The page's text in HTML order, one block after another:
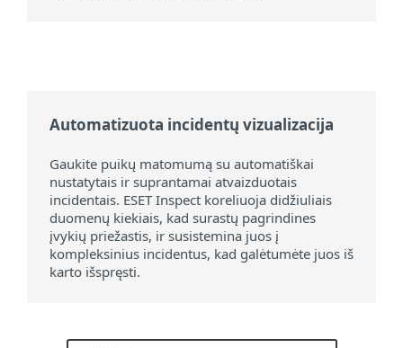
Automatizuota incidentų vizualizacija
Gaukite puikų matomumą su automatiškai
nustatytais ir suprantamai atvaizduotais
incidentais. ESET Inspect koreliuoja didžiuliais
duomenų kiekiais, kad surastų pagrindines
įvykių priežastis, ir susistemina juos į
kompleksinius incidentus, kad galėtumėte juos iš
karto išspręsti.